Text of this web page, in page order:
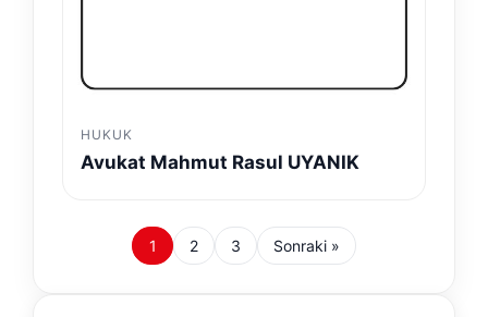
HUKUK
Avukat Mahmut Rasul UYANIK
1 2 3 Sonraki »